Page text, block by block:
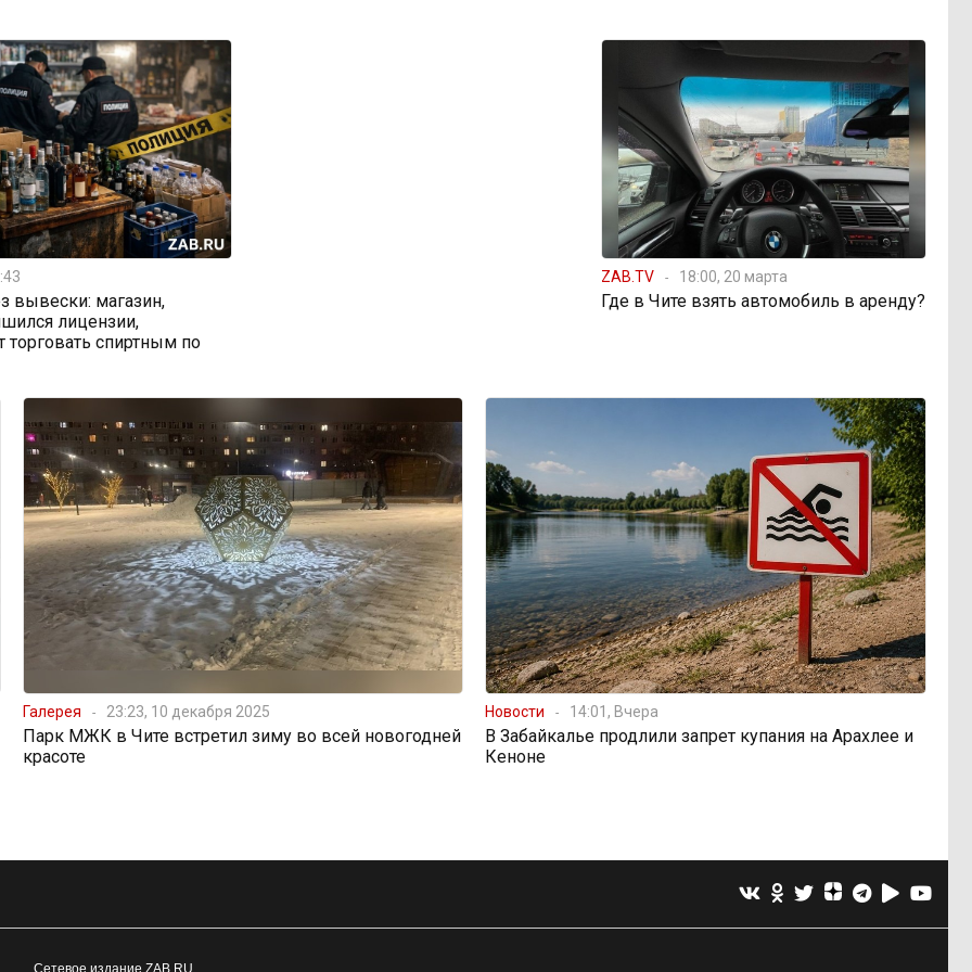
вывески: магазин,
лицензии,
торговать спиртным по
ZAB.TV 18:00, 20 марта
Где в Чите взять автомобиль в аренду?
Галерея 23:23, 10 декабря 2025
Парк МЖК в Чите встретил зиму во всей новогодней
красоте
Новости 14:01, Вчера
В Забайкалье продлили запрет купания на Арахлее и
Кеноне
Сетевое издание ZAB.RU